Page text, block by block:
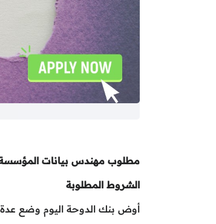
مطلوب مهندس بيانات
الشروط المطلوبة
أوض بنك الدوحة اليوم وضع عدة